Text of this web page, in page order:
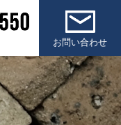
お問い合わせ